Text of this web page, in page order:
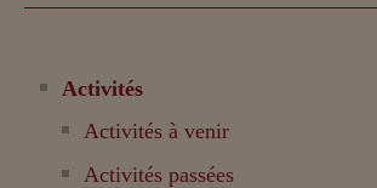
Activités
Activités à venir
Activités passées